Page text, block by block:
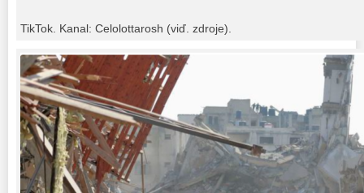
TikTok. Kanal: Celolottarosh (viď. zdroje).